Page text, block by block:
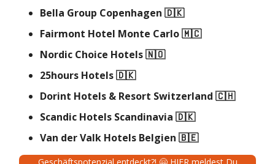
Bella Group Copenhagen 🇩🇰
Fairmont Hotel Monte Carlo🇲🇨
Nordic Choice Hotels🇳🇴
25hours Hotels🇩🇰
Dorint Hotels & Resort Switzerland 🇨🇭
Scandic Hotels Scandinavia 🇩🇰
Van der Valk Hotels Belgien 🇧🇪